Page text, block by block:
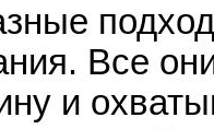
Все
и